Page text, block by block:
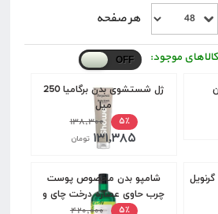
هر صفحه
موجود:
ژل شستشوی بدن برگامیا 250
میل
۵٪
۱۳۸,۳۰۰
۱۳۱,۳۸۵ تومان
شامپو بدن مخصوص پوست
چرب حاوی عصاره درخت چای و
بامبو دیپ سنس 400 میل
۵٪ ۴۲۰,۰۰۰